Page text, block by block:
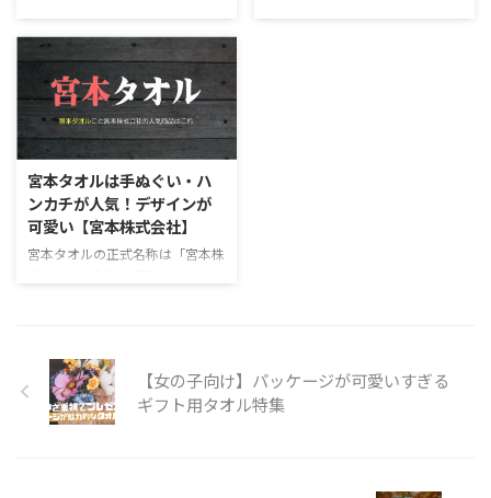
すぎるお気に入り7選をご紹介し
ていきます。 kontex「手ぬぐい
タオル」の3つのすごい ...
持っていきますか？ 今回は、旅
館からスーパー銭湯にもっていく
自分専用のボディタオル「マイタ
オル」のオススメです。使い始め
ると本当に便利で気持ちがいいの
です。 自分専用のボディタオル
「マイタオル」の魅力 お風呂で
体を洗うボディタオルとしても使
えて、しっかり絞れば、湯船から
出たあとの拭き取りにも使えると
いう「銭湯タオル」。 脱衣所に
宮本タオルは手ぬぐい・ハ
ンカチが人気！デザインが
可愛い【宮本株式会社】
宮本タオルの正式名称は「宮本株
ん）」という伝統的な染色の技法
にこだわり、独自の味わいある手
ぬぐいを送り出しています。繊細
な色づかいや独特の立体感、風合
【女の子向け】パッケージが可愛いすぎる
ギフト用タオル特集